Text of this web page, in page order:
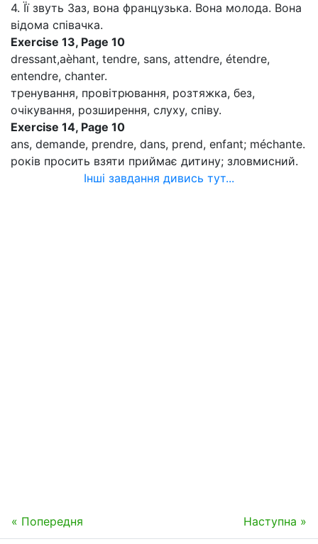
4. Її звуть Заз, вона французька. Вона молода. Вона
відома співачка.
Exercise 13, Page 10
dressant,aèhant, tendre, sans, attendre, étendre,
entendre, chanter.
тренування, провітрювання, розтяжка, без,
очікування, розширення, слуху, співу.
Exercise 14, Page 10
ans, demande, prendre, dans, prend, enfant; méchante.
років просить взяти приймає дитину; зловмисний.
Інші завдання дивись тут...
« Попередня Наступна »